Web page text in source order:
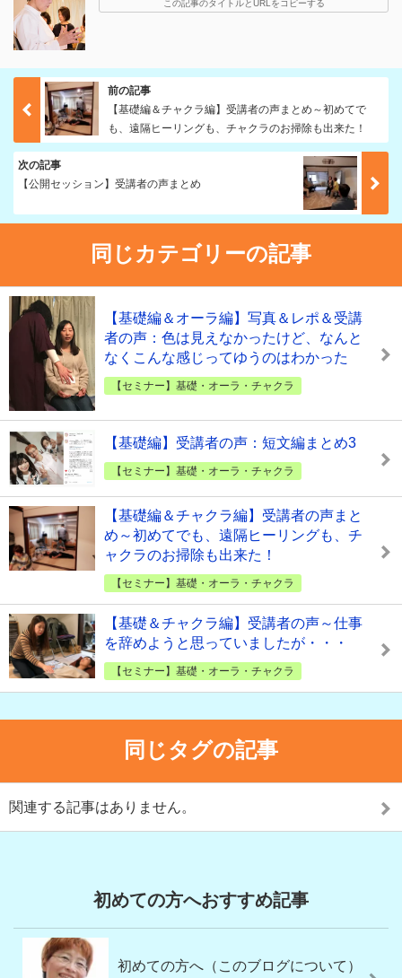
この記事のタイトルとURLをコピーする
前の記事
【基礎編＆チャクラ編】受講者の声まとめ～初めてで
も、遠隔ヒーリングも、チャクラのお掃除も出来た！
次の記事
【公開セッション】受講者の声まとめ
同じカテゴリーの記事
【基礎編＆オーラ編】写真＆レポ＆受講
者の声：色は見えなかったけど、なんと
なくこんな感じってゆうのはわかった
【セミナー】基礎・オーラ・チャクラ
【基礎編】受講者の声：短文編まとめ3
【セミナー】基礎・オーラ・チャクラ
【基礎編＆チャクラ編】受講者の声まと
め～初めてでも、遠隔ヒーリングも、チ
ャクラのお掃除も出来た！
【セミナー】基礎・オーラ・チャクラ
【基礎＆チャクラ編】受講者の声～仕事
を辞めようと思っていましたが・・・
【セミナー】基礎・オーラ・チャクラ
同じタグの記事
関連する記事はありません。
初めての方へおすすめ記事
初めての方へ（このブログについて）